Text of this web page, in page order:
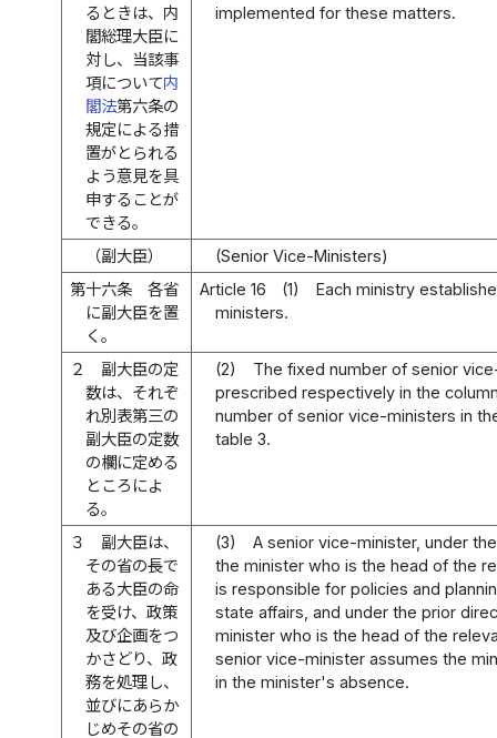
るときは、内
閣総理大臣に
対し、当該事
項について内
閣法第六条の
規定による措
置がとられる
よう意見を具
申することが
できる。
implemented for these matters.
（副大臣）
(Senior Vice-Ministers)
第十六条
各省
に副大臣を置
く。
Article 16 (1)
Each ministry
ministers.
２
副大臣の定
数は、それぞ
れ別表第三の
副大臣の定数
の欄に定める
ところによ
る。
(2)
The fixed number of senior
prescribed respectively in the
number of senior vice-ministers in
table 3.
３
副大臣は、
その省の長で
ある大臣の命
を受け、政策
及び企画をつ
かさどり、政
務を処理し、
並びにあらか
じめその省の
(3)
A senior vice-minister, under
the minister who is the head of the
is responsible for policies and
state affairs, and under the prior
minister who is the head of the
senior vice-minister assumes the
in the minister's absence.